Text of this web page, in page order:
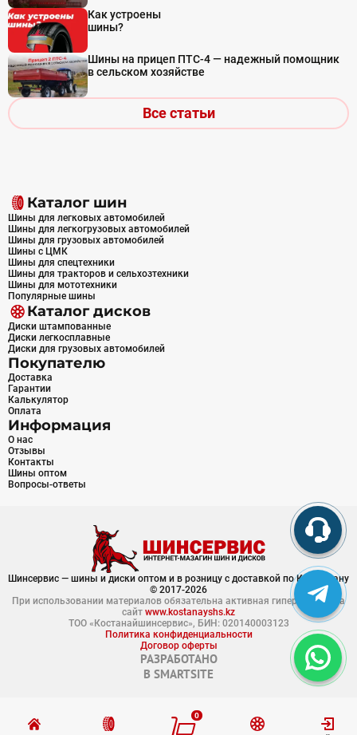
0
Как устроены
шины?
Шины на прицеп ПТС-4 — надежный помощник
в сельском хозяйстве
Все статьи
Каталог шин
Шины для легковых автомобилей
Шины для легкогрузовых автомобилей
Шины для грузовых автомобилей
Шины с ЦМК
Шины для спецтехники
Шины для тракторов и сельхозтехники
Шины для мототехники
Популярные шины
Каталог дисков
Диски штампованные
Диски легкосплавные
Диски для грузовых автомобилей
Покупателю
Доставка
Гарантии
Калькулятор
Оплата
Информация
О нас
Отзывы
Контакты
Шины оптом
Вопросы-ответы
Шинсервис — шины и диски оптом и в розницу с доставкой по Казахстану
© 2017-2026
При использовании материалов обязательна активная гиперссылка на
сайт www.kostanayshs.kz
ТОО «Костанайшинсервис», БИН: 020140003123
Политика конфиденциальности
Договор оферты
РАЗРАБОТАНО
В SMARTSITE